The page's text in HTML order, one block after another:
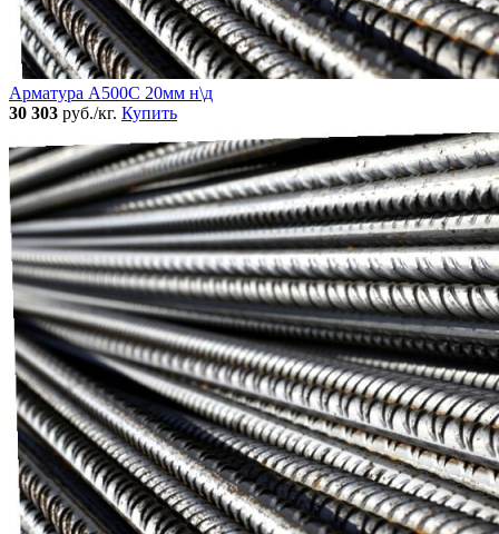
Арматура А500С 20мм н\д
30 303 руб./кг. Купить